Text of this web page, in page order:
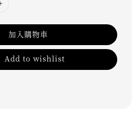
加入購物車
Add to wishlist